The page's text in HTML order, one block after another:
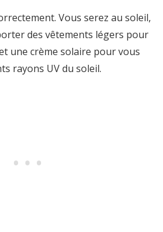
Vous serez au soleil,
des vêtements légers pour
une crème solaire pour vous
rayons UV du soleil.